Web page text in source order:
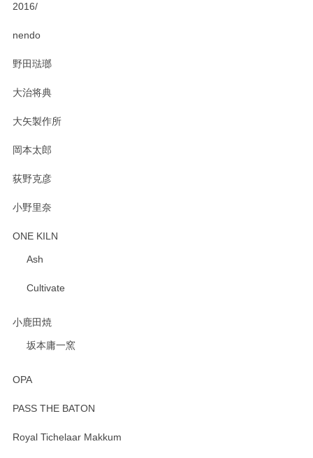
2016/
nendo
野田琺瑯
大治将典
大矢製作所
岡本太郎
荻野克彦
小野里奈
ONE KILN
Ash
Cultivate
小鹿田焼
坂本庸一窯
OPA
PASS THE BATON
Royal Tichelaar Makkum